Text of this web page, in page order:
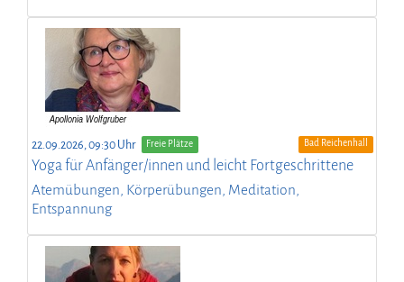
22.09.2026, 09:30 Uhr Freie Plätze Bad Reichenhall
Yoga für Anfänger/innen und leicht Fortgeschrittene
Atemübungen, Körperübungen, Meditation,
Entspannung